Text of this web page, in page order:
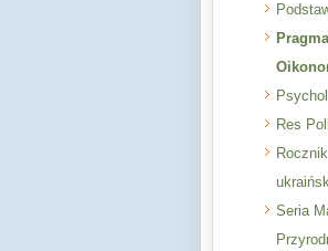
Res
Seria